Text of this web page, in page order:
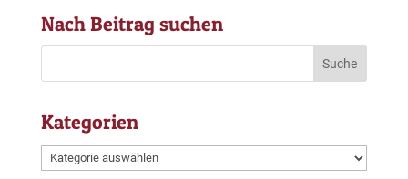
Nach Beitrag suchen
Kategorien
Kategorien